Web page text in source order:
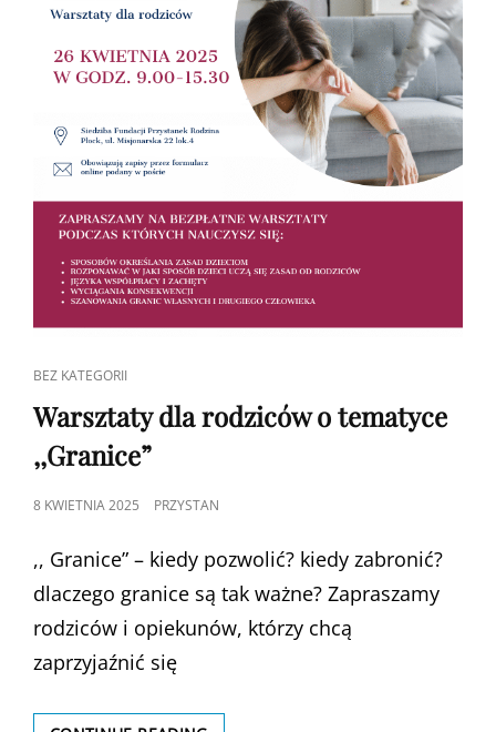
CAT
LINKS
BEZ KATEGORII
Warsztaty dla rodziców o tematyce
,,Granice”
POSTED
8 KWIETNIA 2025 PRZYSTAN
,, Granice” – kiedy pozwolić? kiedy zabronić?
dlaczego granice są tak ważne? Zapraszamy
rodziców i opiekunów, którzy chcą
zaprzyjaźnić się